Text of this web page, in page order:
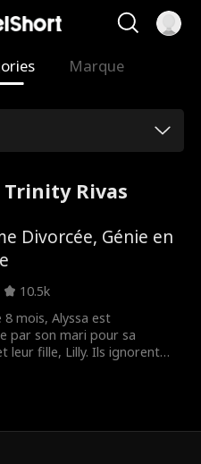
Marque
Rivas
Divorcée, Génie en
10.5k
8 mois, Alyssa est
par son mari pour sa
leur fille, Lilly. Ils ignorent